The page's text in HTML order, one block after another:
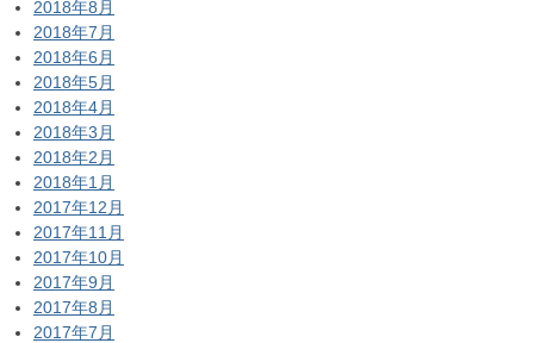
2018年8月
2018年7月
2018年6月
2018年5月
2018年4月
2018年3月
2018年2月
2018年1月
2017年12月
2017年11月
2017年10月
2017年9月
2017年8月
2017年7月